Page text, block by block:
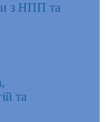
з НПП та
та